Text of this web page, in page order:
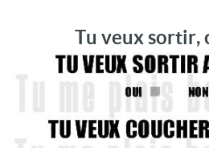
Tu veux sortir,